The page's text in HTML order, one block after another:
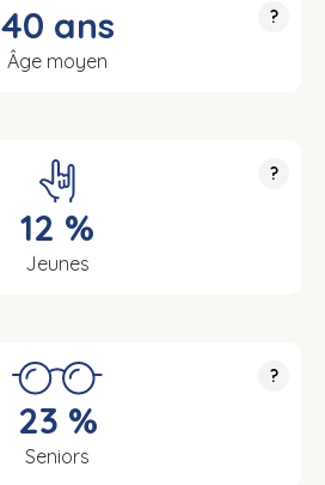
?
40 ans
Âge moyen
?
12 %
Jeunes
?
23 %
Seniors